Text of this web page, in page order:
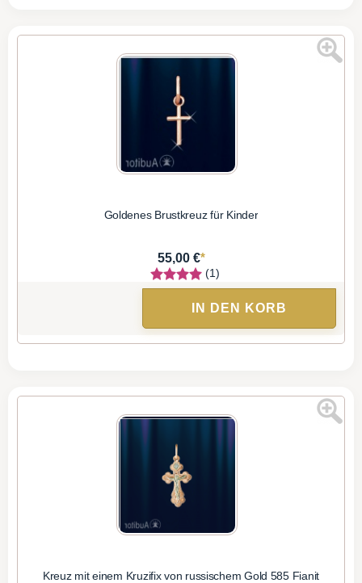
Goldenes Brustkreuz für Kinder
55,00 €*
(1)
IN DEN KORB
Kreuz mit einem Kruzifix von russischem Gold 585 Fianit